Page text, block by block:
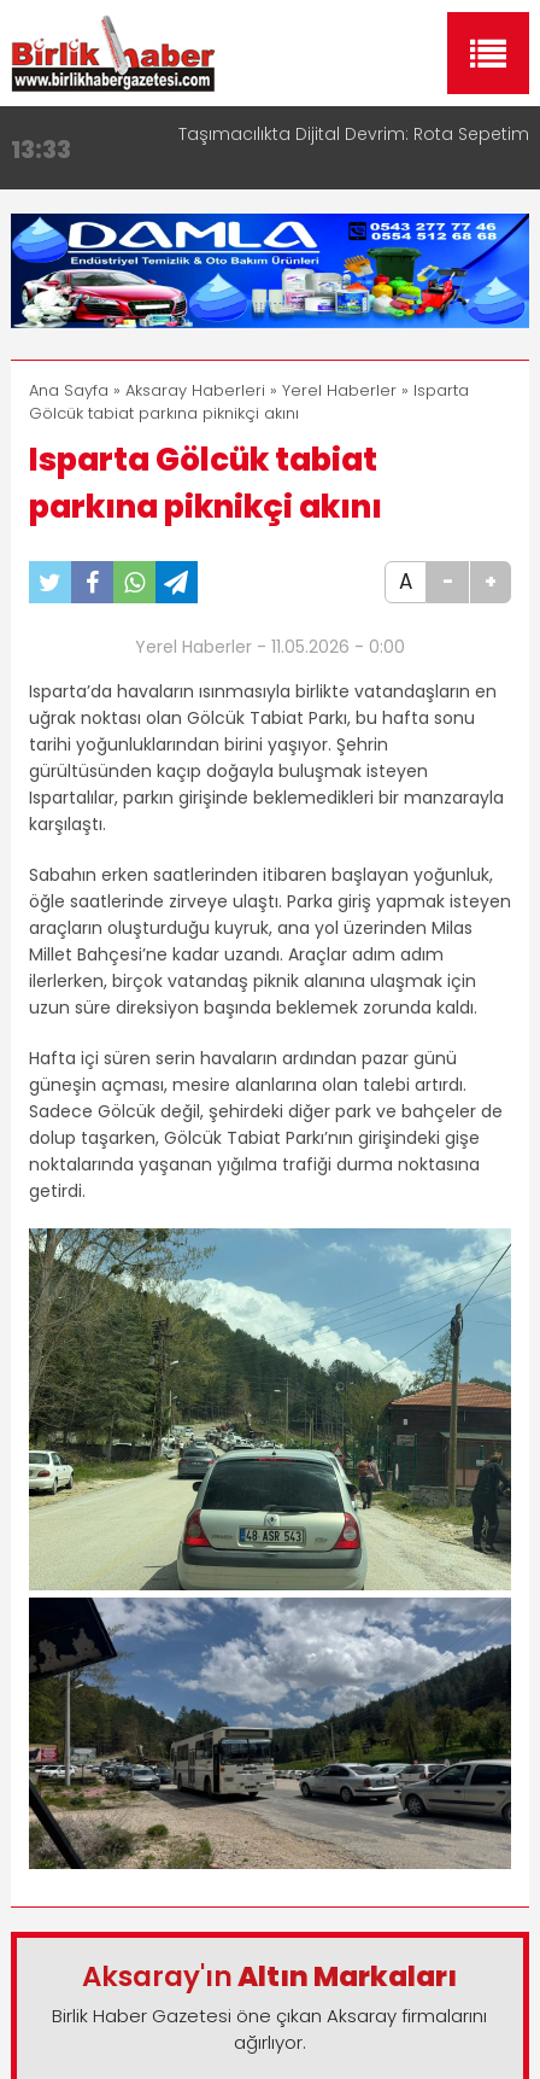
13:33 Taşımacılıkta Dijital Devrim: Rota Sepetim
17:15
Çocuklara Bıraktı
16:00
Aksaray Esnaf Rehberi ile Google ve Yapay Zeka
Aramalarında Öne Çıkın
8:23 Aksaray Esnaf Rehberi Hizmete Girdi
11:30
Ana Sayfa » Aksaray Haberleri » Yerel Haberler» Isparta
Gölcük tabiat parkına piknikçi akını
Isparta Gölcük tabiat
parkına piknikçi akını
A - +
Yerel Haberler - 11.05.2026 - 0:00
Isparta’da havaların ısınmasıyla birlikte vatandaşların en
uğrak noktası olan Gölcük Tabiat Parkı, bu hafta sonu
tarihi yoğunluklarından birini yaşıyor. Şehrin
gürültüsünden kaçıp doğayla buluşmak isteyen
Ispartalılar, parkın girişinde beklemedikleri bir manzarayla
karşılaştı.
Sabahın erken saatlerinden itibaren başlayan yoğunluk,
öğle saatlerinde zirveye ulaştı. Parka giriş yapmak isteyen
araçların oluşturduğu kuyruk, ana yol üzerinden Milas
Millet Bahçesi’ne kadar uzandı. Araçlar adım adım
ilerlerken, birçok vatandaş piknik alanına ulaşmak için
uzun süre direksiyon başında beklemek zorunda kaldı.
Hafta içi süren serin havaların ardından pazar günü
güneşin açması, mesire alanlarına olan talebi artırdı.
Sadece Gölcük değil, şehirdeki diğer park ve bahçeler de
dolup taşarken, Gölcük Tabiat Parkı’nın girişindeki gişe
noktalarında yaşanan yığılma trafiği durma noktasına
getirdi.
Aksaray'ınAltın Markaları
Birlik Haber Gazetesi öne çıkan Aksaray firmalarını
ağırlıyor.